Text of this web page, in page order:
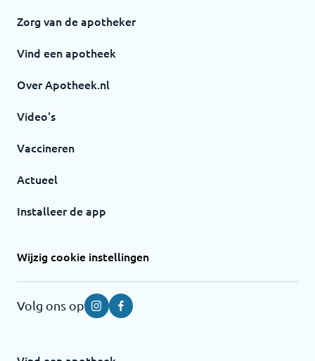
Zorg van de apotheker
Vind een apotheek
Over Apotheek.nl
Video's
Vaccineren
Actueel
Installeer de app
Wijzig cookie instellingen
Volg ons op InstagramFacebook